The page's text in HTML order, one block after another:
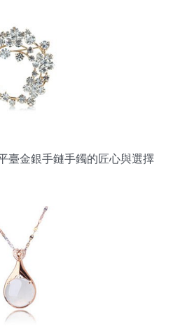
臺金銀手鏈手鐲的匠心與選擇